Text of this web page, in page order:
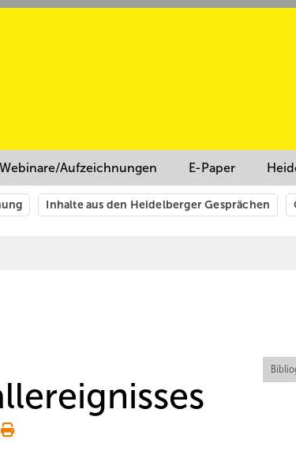
Webinare/Aufzeichnungen E-Paper
Inhalte aus den Heidelberger Gesprächen